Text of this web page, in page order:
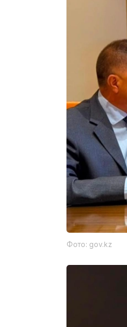
Фото: gov.kz